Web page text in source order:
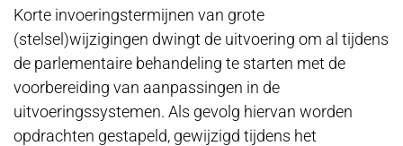
Korte invoeringstermijnen van grote
(stelsel)wijzigingen dwingt de uitvoering om al tijdens
de parlementaire behandeling te starten met de
voorbereiding van aanpassingen in de
uitvoeringssystemen. Als gevolg hiervan worden
opdrachten gestapeld, gewijzigd tijdens het